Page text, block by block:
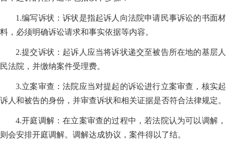
1.编写诉状：诉状是指起诉人向法院申请民事诉讼的书面材
料，必须明确诉讼请求和事实依据等内容。
2.提交诉状：起诉人应当将诉状递交至被告所在地的基层人
民法院，并缴纳案件受理费。
3.立案审查：法院应当对提起的诉讼进行立案审查，核实起
诉人和被告的身份，并审查诉状和相关证据是否符合法律规定。
4.开庭调解：在立案审查的过程中，若法院认为可以调解，
则会安排开庭调解。调解达成协议，案件得以了结。